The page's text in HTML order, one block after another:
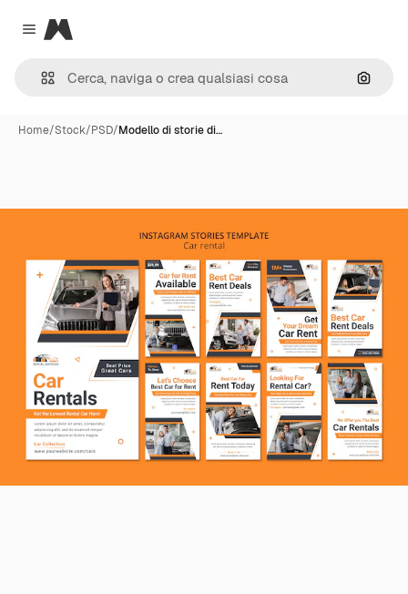
Close menu
Magnific
Cerca
Home/Stock/PSD/Modello di storie di…